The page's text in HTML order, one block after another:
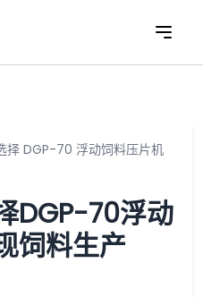
择 DGP-70 浮动饲料压片机
DGP-70浮动
饲料生产